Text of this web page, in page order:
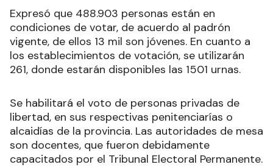
Expresó que 488.903 personas están en
condiciones de votar, de acuerdo al padrón
vigente, de ellos 13 mil son jóvenes. En cuanto a
los establecimientos de votación, se utilizarán
261, donde estarán disponibles las 1501 urnas.
Se habilitará el voto de personas privadas de
libertad, en sus respectivas penitenciarías o
alcaidías de la provincia. Las autoridades de mesa
son docentes, que fueron debidamente
capacitados por el Tribunal Electoral Permanente.